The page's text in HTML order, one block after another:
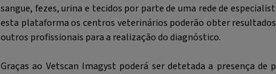
sangue, fezes, urina e tecidos por parte de uma rede de
esta plataforma os centros veterinários poderão obter
outros profissionais para a realização do diagnóstico.
Graças ao Vetscan Imagyst poderá ser detetada a presença